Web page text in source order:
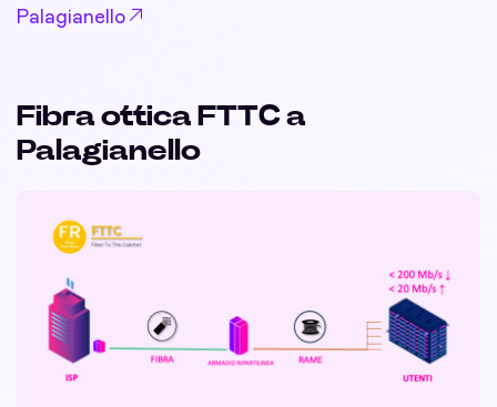
Palagianello
Fibra ottica FTTC a
Palagianello